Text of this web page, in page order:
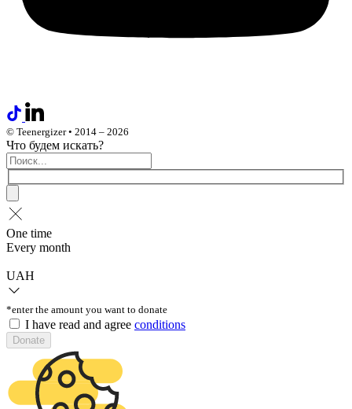
© Teenergizer • 2014 – 2026
Что будем искать?
One time
Every month
UAH
*enter the amount you want to donate
I have read and agree conditions
Donate